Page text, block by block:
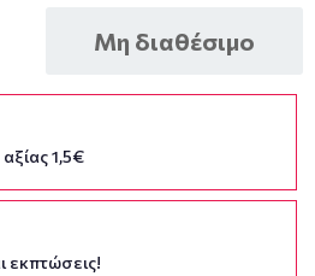
Μη διαθέσιμο
1,5€
εκπτώσεις!